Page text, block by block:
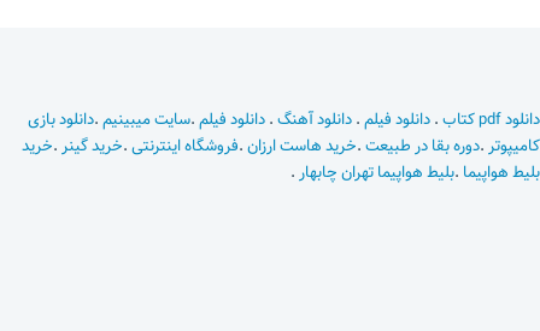
دانلود pdf کتاب .دانلود فیلم.دانلود آهنگ.دانلود فیلم.سایت میبینیم.دانلود بازی
کامیپوتر .دوره بقا در طبیعت.خرید هاست ارزان.فروشگاه اینترنتی.خرید گینر .خرید
بلیط هواپیما .بلیط هواپیما تهران چابهار .